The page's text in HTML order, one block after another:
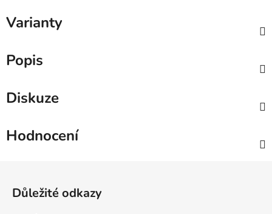
Varianty
Popis
Diskuze
Hodnocení
Důležité odkazy